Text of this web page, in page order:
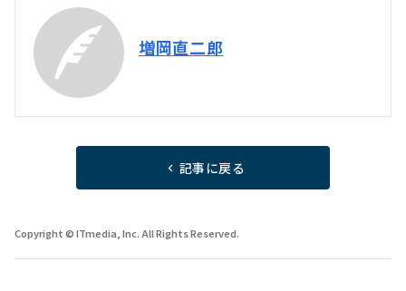
増岡直二郎
記事に戻る
Copyright © ITmedia, Inc. All Rights Reserved.